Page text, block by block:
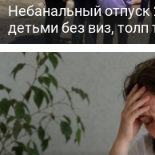
Небанальный отпуск
детьми без виз,